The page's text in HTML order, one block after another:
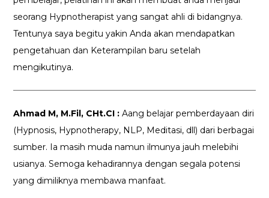
seorang Hypnotherapist yang sangat ahli di bidangnya.
Tentunya saya begitu yakin Anda akan mendapatkan
pengetahuan dan Keterampilan baru setelah
mengikutinya.
Ahmad M, M.Fil, CHt.CI : Aang belajar pemberdayaan diri
(Hypnosis, Hypnotherapy, NLP, Meditasi, dll) dari berbagai
sumber. Ia masih muda namun ilmunya jauh melebihi
usianya. Semoga kehadirannya dengan segala potensi
yang dimiliknya membawa manfaat.